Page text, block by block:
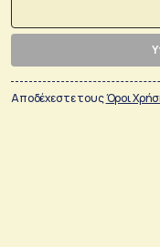
Αποδέχεστε τουςΌροι